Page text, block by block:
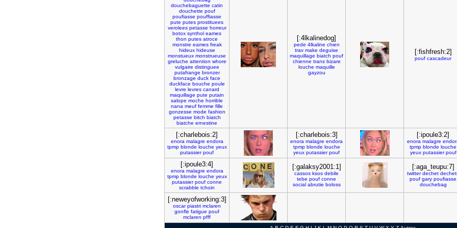
douchebaguette catin
douchette pouf
poufiasse pouffiasse
pute putes prostituees
verolees petasse horreur
botox synthol eames
thon putes atroce
monstre eames freak
hideux hideuse
monstueux monstrueuse
greluche attention whore
vulgaire distinguee
putafrange bronzer
bronzage duck face
duckface bouche poule
levre levres canard
maquillage pute putain
salope moche horrible
nana meuf femme fille
gonzesse mode fashion
petasse bitch biatch
biatche ernestine
[:4lkalinedog]
pede 4lkaline chien
trav make deguise
maquillage biatch pouf
chienne trans bizare
louche maquille
gayzou
[:fishfresh:2]
pouf cascadeur
[:charlebois:2]
enora malagre endora
tpmp blonde louche yeux
putassier pouf
[:charlebois:3]
enora malagre endora
tpmp blonde louche
yeux putassier pouf
[:ipoule3:2]
enora malagre
tpmp blonde louche
yeux putassier pouf
[:ipoule3:4]
enora malagre endora
tpmp blonde louche yeux
putassier pouf conne
scrabble tchoin
[:galaksy2001:1]
cassos ksos debile
tebe pouf conne
social abrutie boloss
[:aga_teupu:7]
twitter dechet
pouf gary poufiasse
douchebag
[:neweyofworking:3]
oscar piastri mclaren
gonfle fatigue pouf
mclaren pfff